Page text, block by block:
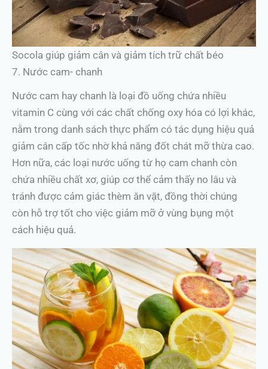
Socola giúp giảm cân và giảm tích trữ chất béo
7. Nước cam- chanh
Nước cam hay chanh là loại đồ uống chứa nhiều
vitamin C cùng với các chất chống oxy hóa có lợi khác,
nằm trong danh sách thực phẩm có tác dụng hiệu quả
giảm cân cấp tốc nhờ khả năng đốt chát mỡ thừa cao.
Hơn nữa, các loại nước uống từ họ cam chanh còn
chứa nhiều chất xơ, giúp cơ thể cảm thấy no lâu và
tránh được cảm giác thèm ăn vặt, đồng thời chúng
còn hỗ trợ tốt cho việc giảm mỡ ở vùng bụng một
cách hiệu quả.